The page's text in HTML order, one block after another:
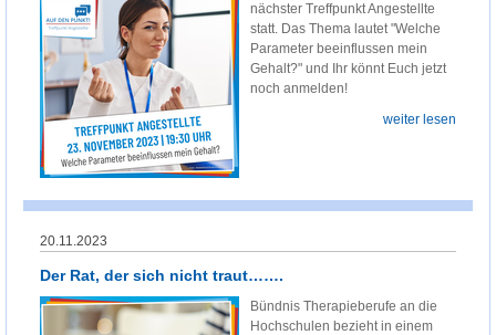
nächster Treffpunkt Angestellte
statt. Das Thema lautet "Welche
Parameter beeinflussen mein
Gehalt?" und Ihr könnt Euch jetzt
noch anmelden!
weiter lesen
20.11.2023
Der Rat, der sich nicht traut…….
Bündnis Therapieberufe an die
Hochschulen bezieht in einem